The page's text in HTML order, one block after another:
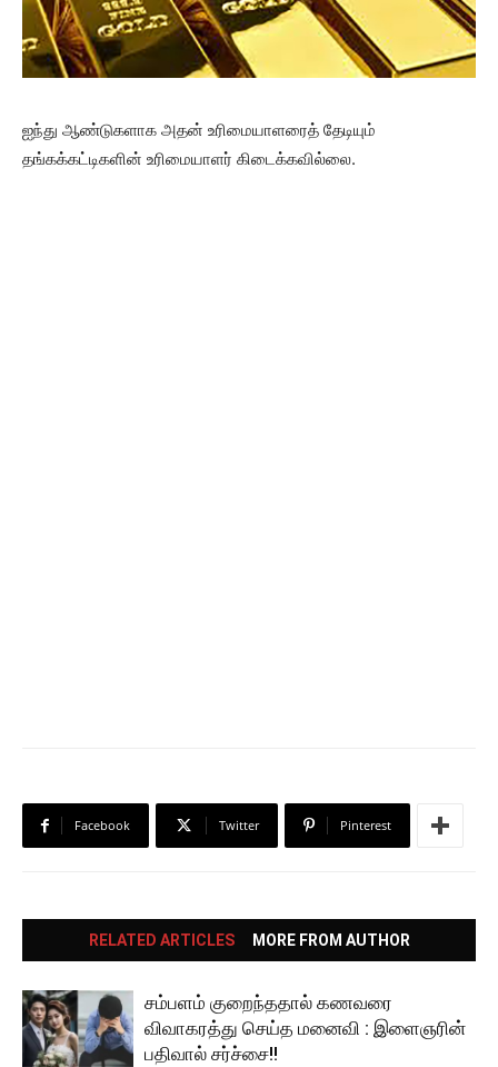
ஐந்து ஆண்டுகளாக அதன் உரிமையாளரைத் தேடியும்
தங்கக்கட்டிகளின் உரிமையாளர் கிடைக்கவில்லை.
Facebook Twitter Pinterest
RELATED ARTICLES MORE FROM AUTHOR
சம்பளம் குறைந்ததால் கணவரை
விவாகரத்து செய்த மனைவி : இளைஞரின்
பதிவால் சர்ச்சை!!